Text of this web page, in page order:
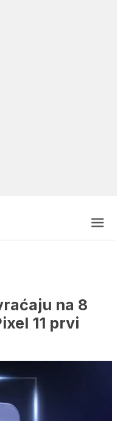
na 8
11 prvi